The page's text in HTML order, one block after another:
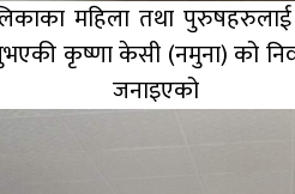
महिला तथा
कृष्णा केसी (नमुना) को